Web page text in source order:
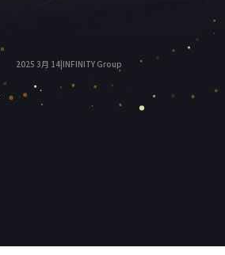
2025 3月 14|INFINITY Group